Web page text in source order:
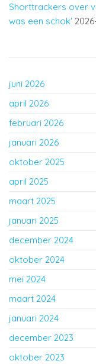
Shorttrackers over
was een schok'
juni 2026
april 2026
februari 2026
januari 2026
oktober 2025
april 2025
maart 2025
januari 2025
december 2024
oktober 2024
mei 2024
maart 2024
januari 2024
december 2023
oktober 2023